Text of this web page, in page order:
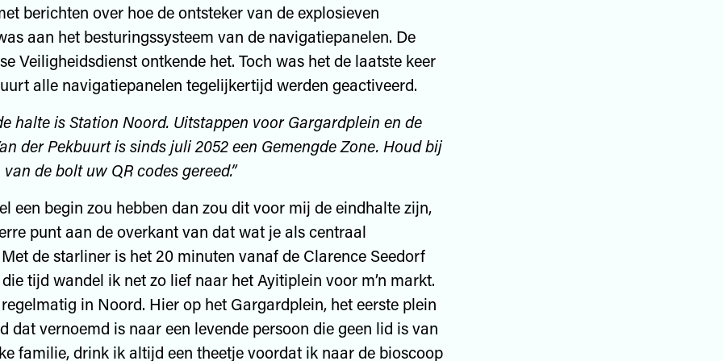
berichten over hoe de ontsteker van de explosieven
aan het besturingssysteem van de navigatiepanelen. De
Veiligheidsdienst ontkende het. Toch was het de laatste keer
alle navigatiepanelen tegelijkertijd werden geactiveerd.
halte is Station Noord. Uitstappen voor Gargardplein en de
der Pekbuurt is sinds juli 2052 een Gemengde Zone. Houd bij
de bolt uw QR codes gereed.”
een begin zou hebben dan zou dit voor mij de eindhalte zijn,
punt aan de overkant van dat wat je als centraal
de starliner is het 20 minuten vanaf de Clarence Seedorf
tijd wandel ik net zo lief naar het Ayitiplein voor m’n markt.
in Noord. Hier op het Gargardplein, het eerste plein
dat vernoemd is naar een levende persoon die geen lid is van
familie, drink ik altijd een theetje voordat ik naar de bioscoop